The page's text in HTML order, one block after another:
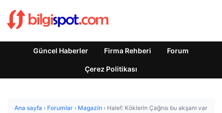
Güncel Haberler Firma Rehberi Forum
Çerez Politikası
Ana sayfa › Forumlar › Magazin › Halef: Köklerin Çağrısı bu akşam var